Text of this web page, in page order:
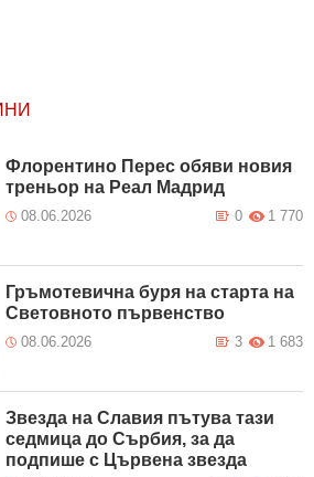
Флорентино Перес обяви новия
треньор на Реал Мадрид
08.06.2026 1 770
0
Гръмотевична буря на старта на
Световното първенство
08.06.2026 1 683
3
Звезда на Славия пътува тази
седмица до Сърбия, за да
подпише с Цървена звезда